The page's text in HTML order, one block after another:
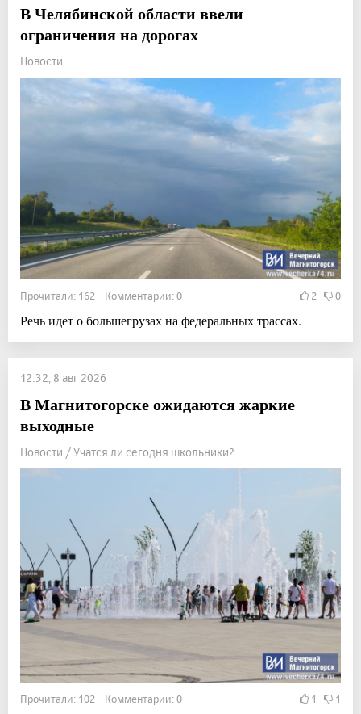
В Челябинской области ввели
ограничения на дорогах
Новости
Прочитали: 162 Комментарии: 0 2 0
Речь идет о большегрузах на федеральных трассах.
12:32, 8 авг 2026
В Магнитогорске ожидаются жаркие
выходные
Новости / Учатся ли сегодня школьники?
Прочитали: 102 Комментарии: 0 1 1